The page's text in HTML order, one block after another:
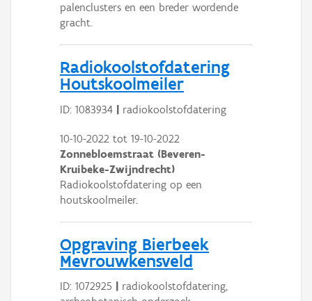
palenclusters en een breder wordende
gracht.
Radiokoolstofdatering
Houtskoolmeiler
ID: 1083934 | radiokoolstofdatering
10-10-2022 tot 19-10-2022
Zonnebloemstraat (Beveren-
Kruibeke-Zwijndrecht)
Radiokoolstofdatering op een
houtskoolmeiler.
Opgraving Bierbeek
Mevrouwkensveld
ID: 1072925 | radiokoolstofdatering,